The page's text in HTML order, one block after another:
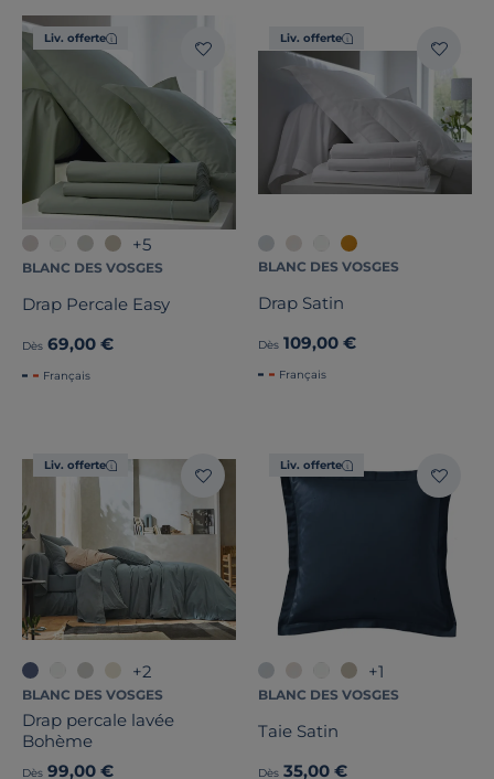
Liv. offerte
+5
BLANC DES VOSGES
Drap Percale Easy
Dès 69,00 €
Français
Liv. offerte
BLANC DES VOSGES
Drap Satin
Dès 109,00 €
Français
Liv. offerte
+2
BLANC DES VOSGES
Drap percale lavée
Bohème
Dès 99,00 €
Liv. offerte
+1
BLANC DES VOSGES
Taie Satin
Dès 35,00 €